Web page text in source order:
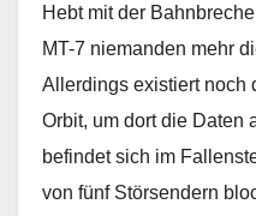
Hebt mit der
MT-7 niemanden mehr
Allerdings existiert noch
Orbit, um dort die Daten
befindet sich im
von fünf Störsendern